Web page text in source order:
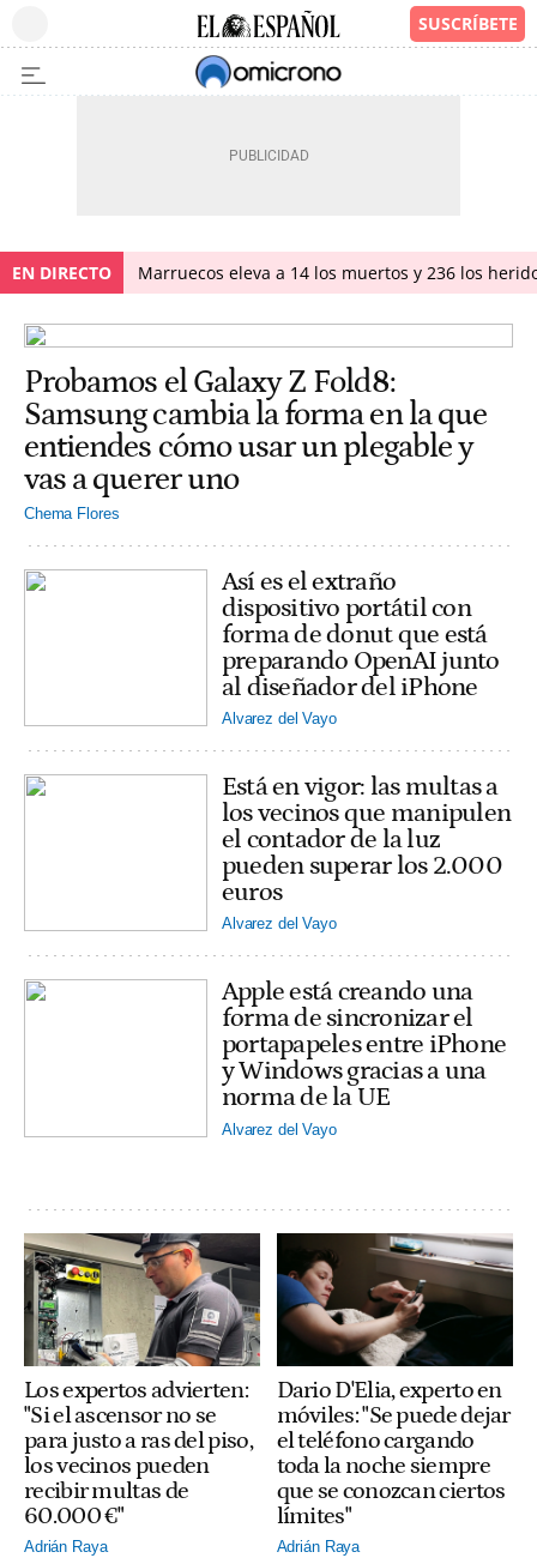
EN DIRECTO Marruecos eleva a 14 los muertos y 236 los
Probamos el Galaxy Z Fold8:
Samsung cambia la forma en la que
entiendes cómo usar un plegable y
vas a querer uno
Chema Flores
Así es el extraño
dispositivo portátil con
forma de donut que está
preparando OpenAI junto
al diseñador del iPhone
Alvarez del Vayo
Está en vigor: las multas a
los vecinos que manipulen
el contador de la luz
pueden superar los 2.000
euros
Alvarez del Vayo
Apple está creando una
forma de sincronizar el
portapapeles entre iPhone
y Windows gracias a una
norma de la UE
Alvarez del Vayo
Los expertos advierten:
"Si el ascensor no se
para justo a ras del piso,
los vecinos pueden
recibir multas de
60.000 €"
Adrián Raya
Dario D'Elia, experto en
móviles: "Se puede dejar
el teléfono cargando
toda la noche siempre
que se conozcan ciertos
límites"
Adrián Raya